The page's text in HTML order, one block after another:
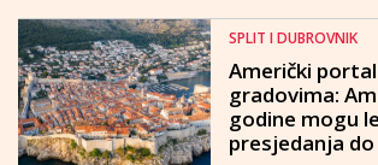
SPLIT I DUBROVNIK
Američki
gradovima:
godine mogu
presjedanja